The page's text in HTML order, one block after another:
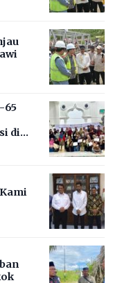
65
di